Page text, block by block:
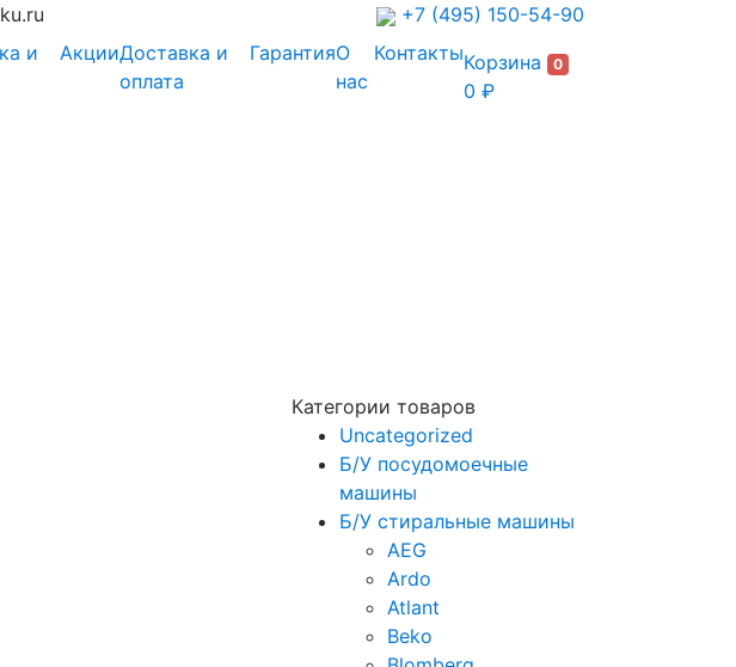
+7 (495) 150-54-90
и
АкцииДоставка и
оплата
ГарантияО
нас
КонтактыКорзина 0
0 ₽
Категории товаров
Uncategorized
Б/У посудомоечные
машины
Б/У стиральные машины
AEG
Ardo
Atlant
Beko